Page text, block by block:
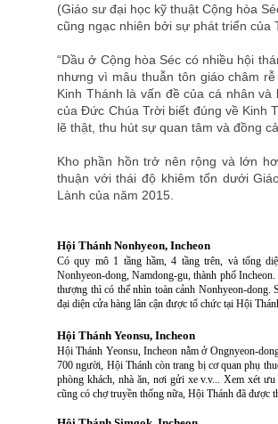
(Giáo sư đại học kỹ thuật Cộng hòa
cũng ngạc nhiên bởi sự phát triển của
“Dầu ở Cộng hòa Séc có nhiều hội
nhưng vì mâu thuẫn tôn giáo châm
Kinh Thánh là vấn đề của cá nhân
của Đức Chúa Trời biết đúng về Kinh
lẽ thật, thu hút sự quan tâm và đồng
Kho phần hồn trở nên rộng và lớn
thuận với thái độ khiêm tốn dưới
Lành của năm 2015.
Hội Thánh Nonhyeon, Incheon
Có quy mô 1 tầng hầm, 4 tầng trên, và tổng
Nonhyeon-dong, Namdong-gu, thành phố
thượng thì có thể nhìn toàn cảnh Nonhyeon-
đại diện cửa hàng lân cận được tổ chức tại Hội
Hội Thánh Yeonsu, Incheon
Hội Thánh Yeonsu, Incheon nằm ở Ongnyeon-
700 người, Hội Thánh còn trang bị cơ quan phụ
phòng khách, nhà ăn, nơi gửi xe v.v... Xem xét
cũng có chợ truyền thống nữa, Hội Thánh đã được